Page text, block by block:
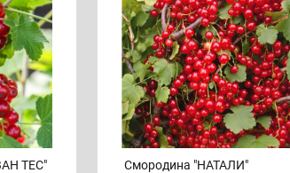
ТЕС" Смородина "НАТАЛИ"